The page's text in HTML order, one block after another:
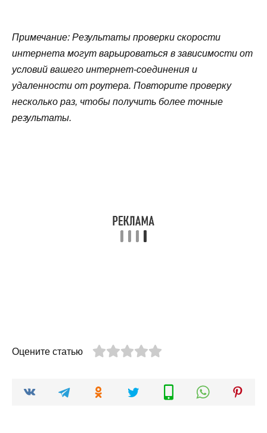
Примечание: Результаты проверки скорости
интернета могут варьироваться в зависимости от
условий вашего интернет-соединения и
удаленности от роутера. Повторите проверку
несколько раз, чтобы получить более точные
результаты.
Оцените статью